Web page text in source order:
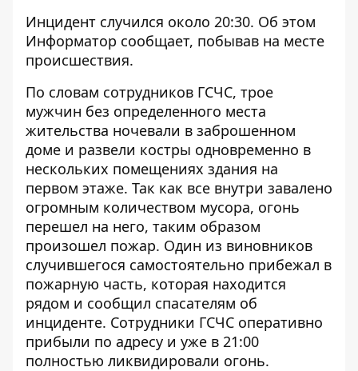
Инцидент случился около 20:30. Об этом
Информатор сообщает, побывав на месте
происшествия.
По словам сотрудников ГСЧС, трое
мужчин без определенного места
жительства ночевали в заброшенном
доме и развели костры одновременно в
нескольких помещениях здания на
первом этаже. Так как все внутри завалено
огромным количеством мусора, огонь
перешел на него, таким образом
произошел пожар. Один из виновников
случившегося самостоятельно прибежал в
пожарную часть, которая находится
рядом и сообщил спасателям об
инциденте. Сотрудники ГСЧС оперативно
прибыли по адресу и уже в 21:00
полностью ликвидировали огонь.